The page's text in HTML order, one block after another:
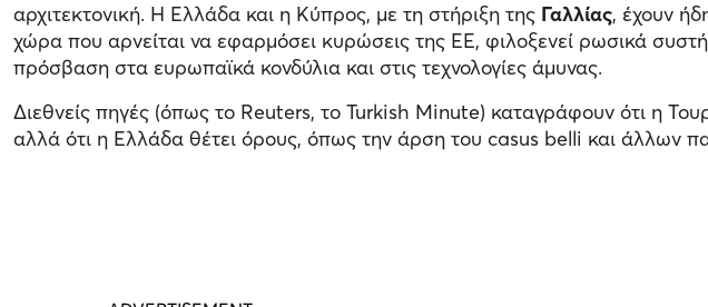
αρχιτεκτονική. Η Ελλάδα και η Κύπρος, με τη στήριξη της Γαλλίας, έχουν
χώρα που αρνείται να εφαρμόσει κυρώσεις της ΕΕ, φιλοξενεί ρωσικά
πρόσβαση στα ευρωπαϊκά κονδύλια και στις τεχνολογίες άμυνας.
Διεθνείς πηγές (όπως το Reuters, το Turkish Minute) καταγράφουν ότι η
αλλά ότι η Ελλάδα θέτει όρους, όπως την άρση του casus belli και άλλων